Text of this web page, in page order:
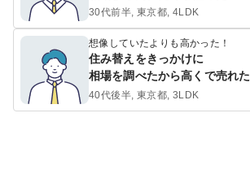
30代前半, 東京都, 4LDK
想像していたよりも高かった！
住み替えをきっかけに
相場を調べたから高くで売れた
40代後半, 東京都, 3LDK